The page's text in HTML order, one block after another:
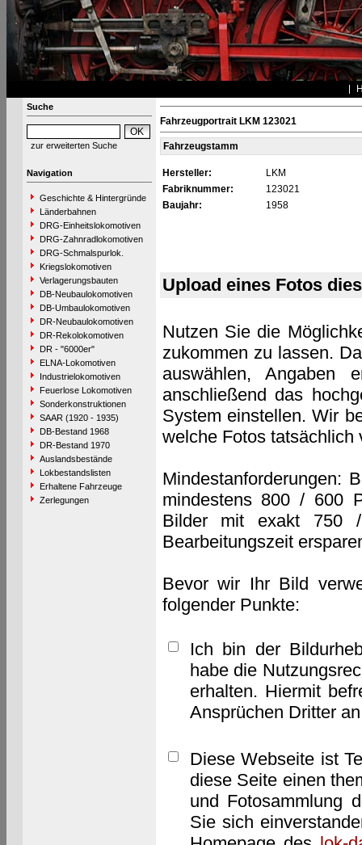
Suche
zur erweiterten Suche
Navigation
Geschichte & Hintergründe
Länderbahnen
DRG-Einheitslokomotiven
DRG-Zahnradlokomotiven
DRG-Schmalspurlok.
Kriegslokomotiven
Verlagerungsbauten
DB-Neubaulokomotiven
DB-Umbaulokomotiven
DR-Neubaulokomotiven
DR-Rekolokomotiven
DR - "6000er"
ELNA-Lokomotiven
Industrielokomotiven
Feuerlose Lokomotiven
Sonderkonstruktionen
SAAR (1920 - 1935)
DB-Bestand 1968
DR-Bestand 1970
Auslandsbestände
Lokbestandslisten
Erhaltene Fahrzeuge
Zerlegungen
Fahrzeugportrait LKM 123021
Fahrzeugstamm
Hersteller:
LKM
Fabriknummer:
123021
Baujahr:
1958
Upload eines Fotos
Nutzen Sie die
zukommen zu lassen.
auswählen, Angaben
anschließend das
System einstellen. Wir
welche Fotos tatsächlich
Mindestanforderungen:
mindestens 800 / 600
Bilder mit exakt 750
Bearbeitungszeit
Bevor wir Ihr Bild
folgender Punkte:
Ich bin der
habe die
erhalten. Hiermit
Ansprüchen Dritter
Diese Webseite ist
diese Seite einen
und Fotosammlung
Sie sich